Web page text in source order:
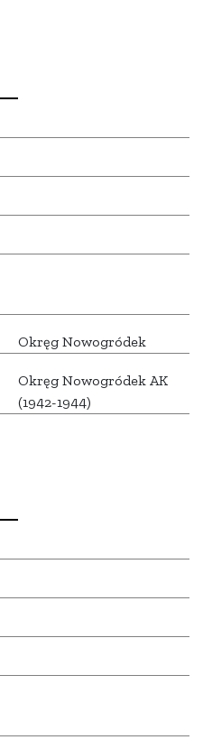
Okręg Nowogródek
Okręg Nowogródek AK
(1942-1944)